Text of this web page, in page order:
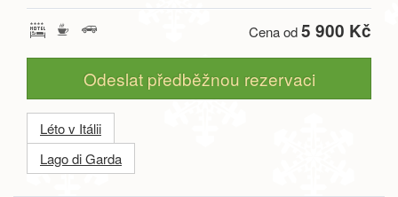
Cena od5 900 Kč
Odeslat předběžnou rezervaci
Léto v Itálii
Lago di Garda